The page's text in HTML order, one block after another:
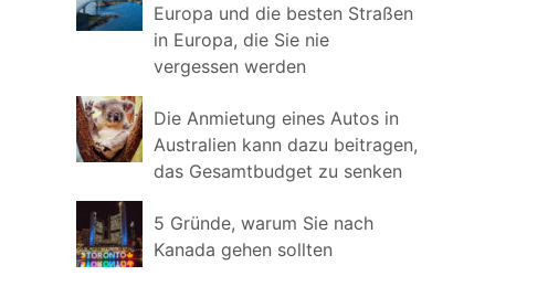
Europa und die besten Straßen
in Europa, die Sie nie
vergessen werden
Die Anmietung eines Autos in
Australien kann dazu beitragen,
das Gesamtbudget zu senken
5 Gründe, warum Sie nach
Kanada gehen sollten